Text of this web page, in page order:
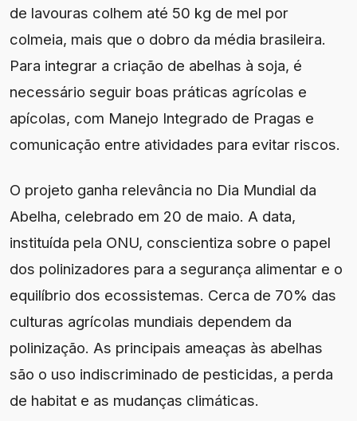
de lavouras colhem até 50 kg de mel por
colmeia, mais que o dobro da média brasileira.
Para integrar a criação de abelhas à soja, é
necessário seguir boas práticas agrícolas e
apícolas, com Manejo Integrado de Pragas e
comunicação entre atividades para evitar riscos.
O projeto ganha relevância no Dia Mundial da
Abelha, celebrado em 20 de maio. A data,
instituída pela ONU, conscientiza sobre o papel
dos polinizadores para a segurança alimentar e o
equilíbrio dos ecossistemas. Cerca de 70% das
culturas agrícolas mundiais dependem da
polinização. As principais ameaças às abelhas
são o uso indiscriminado de pesticidas, a perda
de habitat e as mudanças climáticas.